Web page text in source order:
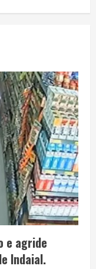
e agride
Indaial.